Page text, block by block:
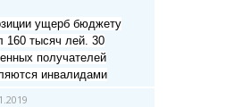
ущерб бюджету
160 тысяч лей. 30
получателей
инвалидами